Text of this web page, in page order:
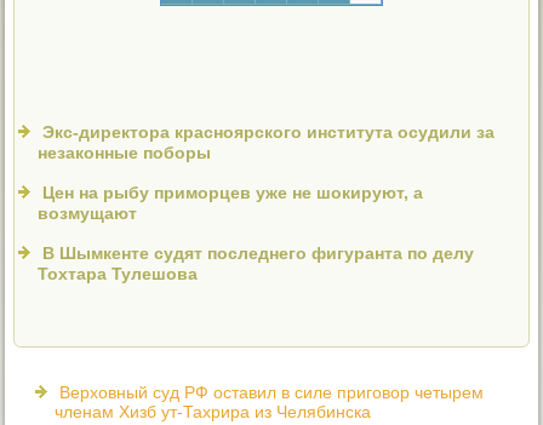
Экс-директора красноярского института осудили за
незаконные поборы
Цен на рыбу приморцев уже не шокируют, а
возмущают
В Шымкенте судят последнего фигуранта по делу
Тохтара Тулешова
Верховный суд РФ оставил в силе приговор четырем
членам Хизб ут-Тахрира из Челябинска